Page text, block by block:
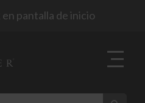
en pantalla de inicio